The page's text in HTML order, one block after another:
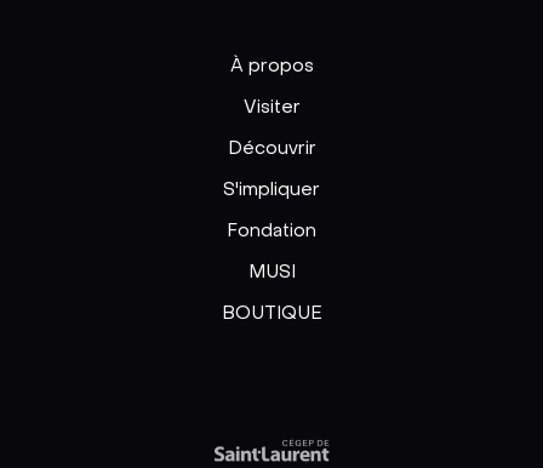
À propos
Visiter
Découvrir
S'impliquer
Fondation
MUSI
BOUTIQUE